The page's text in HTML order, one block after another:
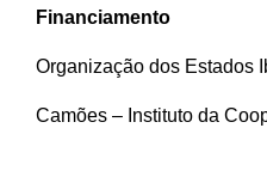
Financiamento
Organização dos Estados
Camões – Instituto da